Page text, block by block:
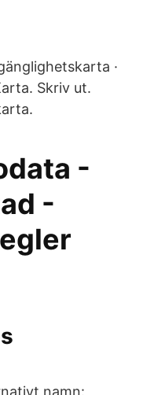
·
Skriv ut.
-
-
namn: